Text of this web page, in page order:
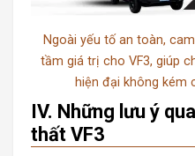
Ngoài yếu tố an toàn,
tầm giá trị cho VF3, giúp
hiện đại không kém
IV. Những lưu ý
thất VF3